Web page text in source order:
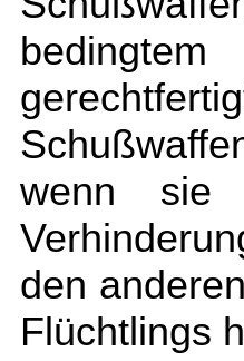
wenn sie
den
Flüchtlings